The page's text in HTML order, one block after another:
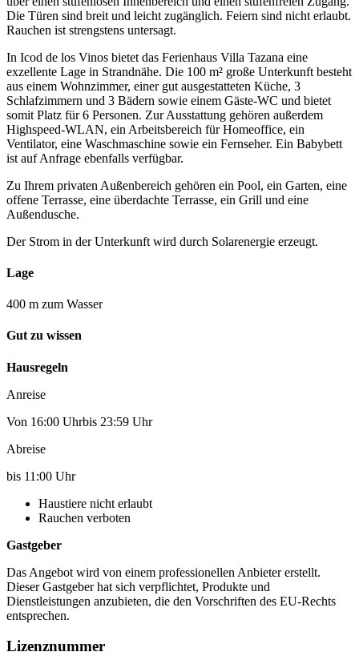
Die Türen sind breit und leicht zugänglich. Feiern sind nicht erlaubt.
Rauchen ist strengstens untersagt.
In Icod de los Vinos bietet das Ferienhaus Villa Tazana eine
exzellente Lage in Strandnähe. Die 100 m² große Unterkunft besteht
aus einem Wohnzimmer, einer gut ausgestatteten Küche, 3
Schlafzimmern und 3 Bädern sowie einem Gäste-WC und bietet
somit Platz für 6 Personen. Zur Ausstattung gehören außerdem
Highspeed-WLAN, ein Arbeitsbereich für Homeoffice, ein
Ventilator, eine Waschmaschine sowie ein Fernseher. Ein Babybett
ist auf Anfrage ebenfalls verfügbar.
Zu Ihrem privaten Außenbereich gehören ein Pool, ein Garten, eine
offene Terrasse, eine überdachte Terrasse, ein Grill und eine
Außendusche.
Der Strom in der Unterkunft wird durch Solarenergie erzeugt.
Lage
400 m zum Wasser
Gut zu wissen
Hausregeln
Anreise
Von 16:00 Uhrbis 23:59 Uhr
Abreise
bis 11:00 Uhr
Haustiere nicht erlaubt
Rauchen verboten
Gastgeber
Das Angebot wird von einem professionellen Anbieter erstellt.
Dieser Gastgeber hat sich verpflichtet, Produkte und
Dienstleistungen anzubieten, die den Vorschriften des EU-Rechts
entsprechen.
Lizenznummer